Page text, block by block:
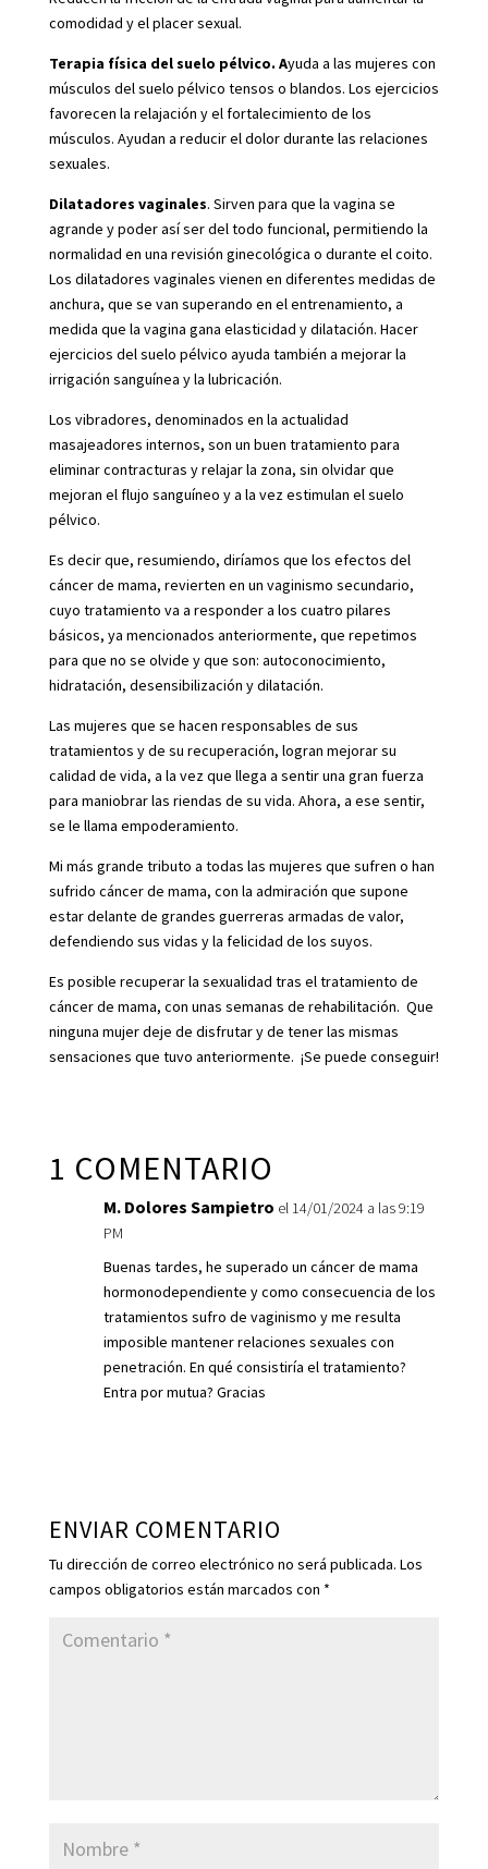
comodidad y el placer sexual.
Terapia física del suelo pélvico. Ayuda a las mujeres con
músculos del suelo pélvico tensos o blandos. Los ejercicios
favorecen la relajación y el fortalecimiento de los
músculos. Ayudan a reducir el dolor durante las relaciones
sexuales.
Dilatadores vaginales. Sirven para que la vagina se
agrande y poder así ser del todo funcional, permitiendo la
normalidad en una revisión ginecológica o durante el coito.
Los dilatadores vaginales vienen en diferentes medidas de
anchura, que se van superando en el entrenamiento, a
medida que la vagina gana elasticidad y dilatación. Hacer
ejercicios del suelo pélvico ayuda también a mejorar la
irrigación sanguínea y la lubricación.
Los vibradores, denominados en la actualidad
masajeadores internos, son un buen tratamiento para
eliminar contracturas y relajar la zona, sin olvidar que
mejoran el flujo sanguíneo y a la vez estimulan el suelo
pélvico.
Es decir que, resumiendo, diríamos que los efectos del
cáncer de mama, revierten en un vaginismo secundario,
cuyo tratamiento va a responder a los cuatro pilares
básicos, ya mencionados anteriormente, que repetimos
para que no se olvide y que son: autoconocimiento,
hidratación, desensibilización y dilatación.
Las mujeres que se hacen responsables de sus
tratamientos y de su recuperación, logran mejorar su
calidad de vida, a la vez que llega a sentir una gran fuerza
para maniobrar las riendas de su vida. Ahora, a ese sentir,
se le llama empoderamiento.
Mi más grande tributo a todas las mujeres que sufren o han
sufrido cáncer de mama, con la admiración que supone
estar delante de grandes guerreras armadas de valor,
defendiendo sus vidas y la felicidad de los suyos.
Es posible recuperar la sexualidad tras el tratamiento de
cáncer de mama, con unas semanas de rehabilitación. Que
ninguna mujer deje de disfrutar y de tener las mismas
sensaciones que tuvo anteriormente. ¡Se puede conseguir!
1 COMENTARIO
M. Dolores Sampietro el 14/01/2024 a las 9:19
PM
Buenas tardes, he superado un cáncer de mama
hormonodependiente y como consecuencia de los
tratamientos sufro de vaginismo y me resulta
imposible mantener relaciones sexuales con
penetración. En qué consistiría el tratamiento?
Entra por mutua? Gracias
ENVIAR COMENTARIO
Tu dirección de correo electrónico no será publicada. Los
campos obligatorios están marcados con *